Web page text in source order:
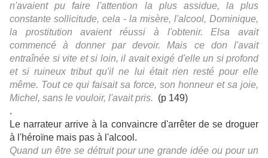
n'avaient pu faire l'attention la plus assidue, la plus
constante sollicitude, cela - la misère, l'alcool, Dominique,
la prostitution avaient réussi à l'obtenir. Elsa avait
commencé à donner par devoir. Mais ce don l'avait
entraînée si vite et si loin, il avait exigé d'elle un si profond
et si ruineux tribut qu'il ne lui était rien resté pour elle
même. Tout ce qui faisait sa force, son honneur et sa joie,
Michel, sans le vouloir, l'avait pris. (p 149)
.
Le narrateur arrive à la convaincre d'arrêter de se droguer
à l'héroïne mais pas à l'alcool.
Quand un être se détruit pour une grande idée ou pour un